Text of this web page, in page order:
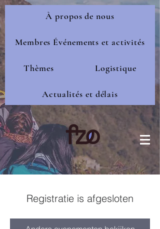
À propos de nous
Membres Événements et activités
Thèmes Logistique
Actualités et délais
Registratie is afgesloten